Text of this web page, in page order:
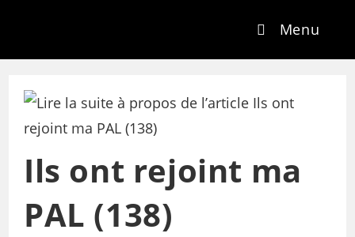
Menu
Ils ont rejoint ma
PAL (138)